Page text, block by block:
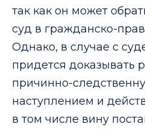
так как он может
суд в гражданско-
Однако, в случае с
придется доказывать
причинно-
наступлением и
в том числе вину